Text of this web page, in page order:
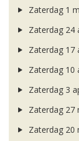
Zaterdag 1
Zaterdag 24
Zaterdag 17
Zaterdag 10
Zaterdag 3
Zaterdag 27
Zaterdag 20